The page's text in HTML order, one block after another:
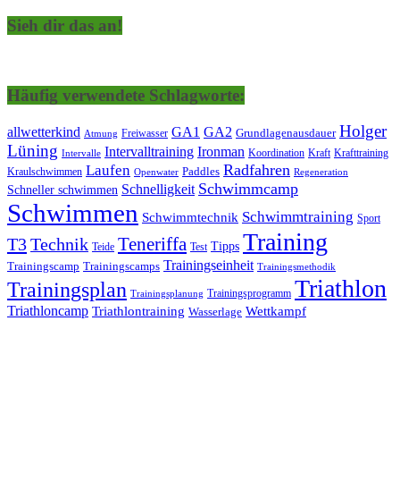
Sieh dir das an!
Häufig verwendete Schlagworte:
allwetterkind Atmung Freiwasser GA1 GA2 Grundlagenausdauer Holger
Lüning Intervalle Intervalltraining Ironman Koordination Kraft Krafttraining
Kraulschwimmen Laufen Openwater Paddles Radfahren Regeneration
Schneller schwimmen Schnelligkeit Schwimmcamp
Schwimmen Schwimmtechnik Schwimmtraining Sport
T3Technik Teide Teneriffa Test Tipps Training
Trainingscamp Trainingscamps Trainingseinheit Trainingsmethodik
Trainingsplan Trainingsplanung Trainingsprogramm Triathlon
Triathloncamp Triathlontraining Wasserlage Wettkampf